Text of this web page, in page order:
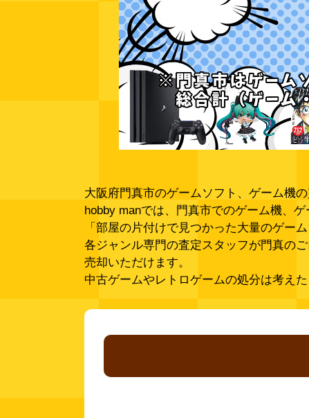
大阪府門真市のゲームソフト、ゲーム機
hobby manでは、門真市でのゲーム機、
「部屋の片付けで見つかった大量のゲー
各ジャンル専門の査定スタッフが門真の
売却いただけます。
中古ゲームやレトロゲームの処分は考え